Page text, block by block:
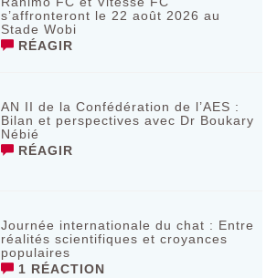
s’affronteront le 22 août 2026 au
Stade Wobi
RÉAGIR
AN II de la Confédération de l’AES :
Bilan et perspectives avec Dr Boukary
Nébié
RÉAGIR
Journée internationale du chat : Entre
réalités scientifiques et croyances
populaires
1 RÉACTION